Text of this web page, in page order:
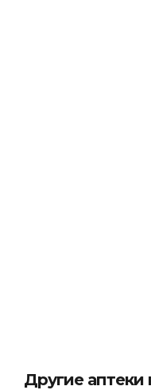
Другие